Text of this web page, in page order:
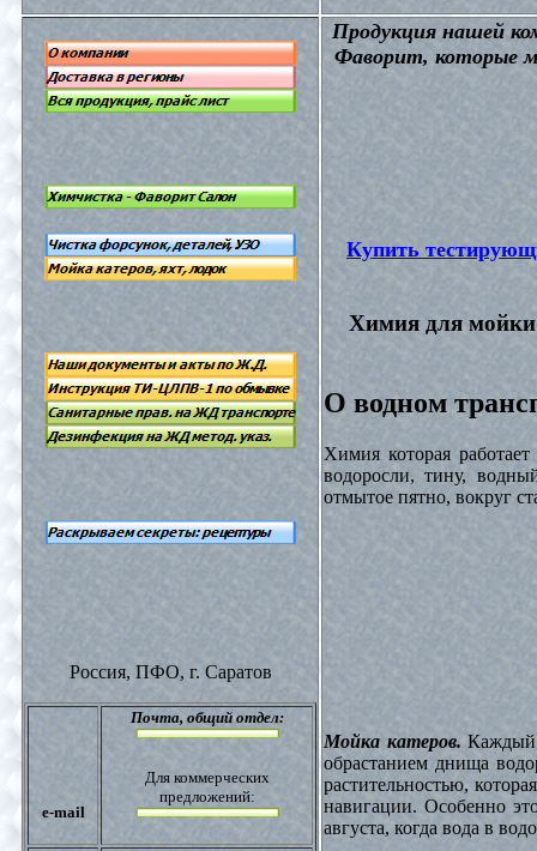
Россия, ПФО, г. Саратов
e-mail
Почта, общий отдел:
Для коммерческих
предложений:
Продукция нашей
Фаворит, которые
Купить
Химия для мойки
О водном
Химия которая
водоросли, тину,
отмытое пятно, вокруг
Мойка катеров.Каждый
обрастанием днища
растительностью,
навигации. Особенно
августа, когда вода в